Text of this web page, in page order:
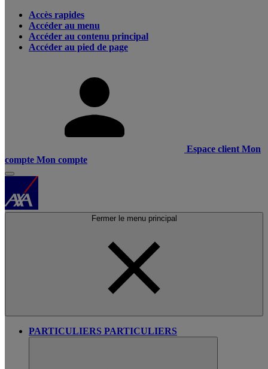
Accès rapides
Accéder au menu
Accéder au contenu principal
Accéder au pied de page
Espace client Mon
compte Mon compte
Fermer le menu principal
PARTICULIERS PARTICULIERS